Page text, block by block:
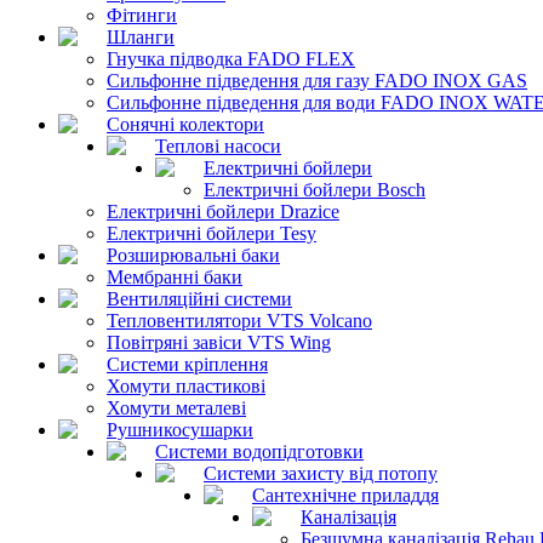
Фітинги
Шланги
Гнучка підводка FADO FLEX
Сильфонне підведення для газу FADO INOX GAS
Сильфонне підведення для води FADO INOX
Сонячні колектори
Теплові насоси
Електричні бойлери
Електричні бойлери Bosch
Електричні бойлери Drazice
Електричні бойлери Tesy
Розширювальні баки
Мембранні баки
Вентиляційні системи
Тепловентилятори VTS Volcano
Повітряні завіси VTS Wing
Системи кріплення
Хомути пластикові
Хомути металеві
Рушникосушарки
Системи водопідготовки
Системи захисту від потопу
Сантехнічне приладдя
Каналізація
Безшумна каналізація Rehau